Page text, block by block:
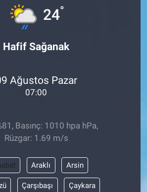
24°
Hafif Sağanak
Ağustos Pazar
07:00
Basınç: 1010 hpa hPa,
Rüzgar: 1.69 m/s
Araklı Arsin
Çarşıbaşı Çaykara